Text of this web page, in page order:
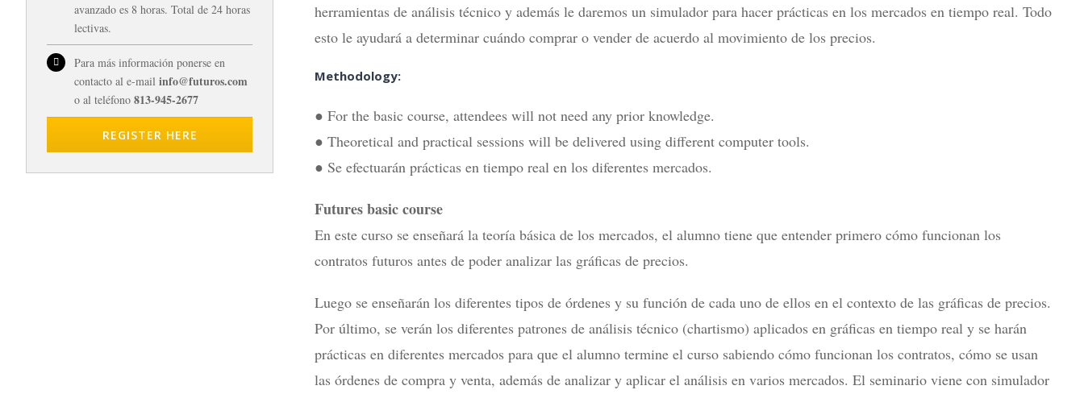
avanzado es 8 horas. Total de 24 horas
lectivas.
Para más información ponerse en
contacto al e-mail info@futuros.com
o al teléfono 813-945-2677
REGISTER HERE
herramientas de análisis técnico y además le daremos un simulador para hacer prácticas en los mercados en tiempo real. Todo
esto le ayudará a determinar cuándo comprar o vender de acuerdo al movimiento de los precios.
Methodology:
● For the basic course, attendees will not need any prior knowledge.
● Theoretical and practical sessions will be delivered using different computer tools.
● Se efectuarán prácticas en tiempo real en los diferentes mercados.
Futures basic course
En este curso se enseñará la teoría básica de los mercados, el alumno tiene que entender primero cómo funcionan los
contratos futuros antes de poder analizar las gráficas de precios.
Luego se enseñarán los diferentes tipos de órdenes y su función de cada uno de ellos en el contexto de las gráficas de precios.
Por último, se verán los diferentes patrones de análisis técnico (chartismo) aplicados en gráficas en tiempo real y se harán
prácticas en diferentes mercados para que el alumno termine el curso sabiendo cómo funcionan los contratos, cómo se usan
las órdenes de compra y venta, además de analizar y aplicar el análisis en varios mercados. El seminario viene con simulador